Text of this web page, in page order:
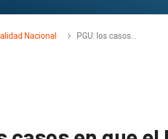
Nacional PGU: los casos…